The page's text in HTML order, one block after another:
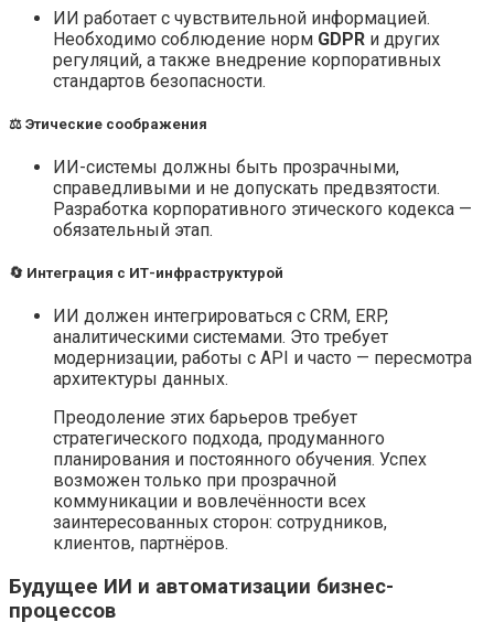
ИИ работает с чувствительной информацией.
Необходимо соблюдение норм GDPR и других
регуляций, а также внедрение корпоративных
стандартов безопасности.
⚖️ Этические соображения
ИИ-системы должны быть прозрачными,
справедливыми и не допускать предвзятости.
Разработка корпоративного этического кодекса —
обязательный этап.
🔄 Интеграция с ИТ-инфраструктурой
ИИ должен интегрироваться с CRM, ERP,
аналитическими системами. Это требует
модернизации, работы с API и часто — пересмотра
архитектуры данных.
Преодоление этих барьеров требует
стратегического подхода, продуманного
планирования и постоянного обучения. Успех
возможен только при прозрачной
коммуникации и вовлечённости всех
заинтересованных сторон: сотрудников,
клиентов, партнёров.
Будущее ИИ и автоматизации бизнес-
процессов